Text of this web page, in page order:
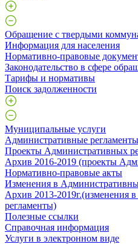
Обращение с твердыми
Информация для населения
Нормативно-правовые
Законодательство в сфере
Тарифы и нормативы
Поиск задолженности
Муниципальные услуги
Административные регламенты
Проекты Административных
Архив 2016-2019 (проекты
Нормативно-правовые акты
Изменения в
Архив 2013-2019г.(изменения
регламенты)
Полезные ссылки
Справочная информация
Услуги в электронном виде